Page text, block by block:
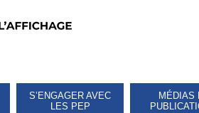
S’ENGAGER AVEC
LES PEP
MÉDIAS